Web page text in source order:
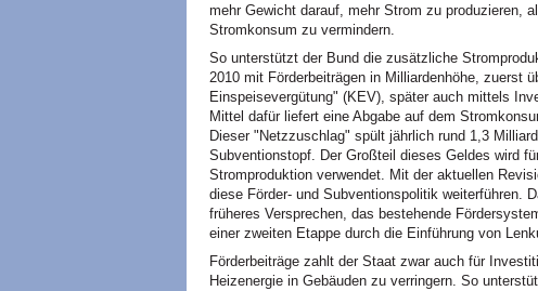
mehr Gewicht darauf, mehr Strom zu produzieren,
Stromkonsum zu vermindern.
So unterstützt der Bund die zusätzliche
2010 mit Förderbeiträgen in Milliardenhöhe, zuerst
Einspeisevergütung" (KEV), später auch mittels
Mittel dafür liefert eine Abgabe auf dem
Dieser "Netzzuschlag" spült jährlich rund 1,3
Subventionstopf. Der Großteil dieses Geldes wird
Stromproduktion verwendet. Mit der aktuellen
diese Förder- und Subventionspolitik weiterführen.
früheres Versprechen, das bestehende
einer zweiten Etappe durch die Einführung von
Förderbeiträge zahlt der Staat zwar auch für
Heizenergie in Gebäuden zu verringern. So